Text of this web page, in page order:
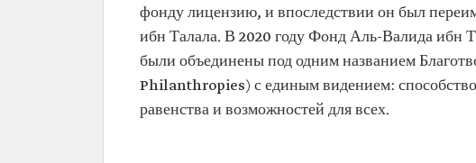
фонду лицензию, и впоследствии он был
ибн Талала. В 2020 году Фонд Аль-Валида ибн
были объединены под одним названием
Philanthropies) с единым видением:
равенства и возможностей для всех.